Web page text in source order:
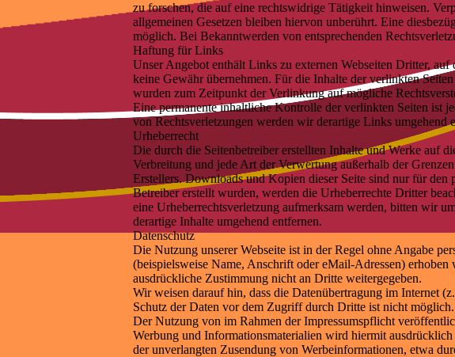
zu forschen, die auf eine rechtswidrige Tätigkeit hinweisen.
allgemeinen Gesetzen bleiben hiervon unberührt. Eine
möglich. Bei Bekanntwerden von entsprechenden
Haftung für Links
Unser Angebot enthält Links zu externen Webseiten Dritter,
keine Gewähr übernehmen. Für die Inhalte der verlinkten
wurden zum Zeitpunkt der Verlinkung auf mögliche
Eine permanente inhaltliche Kontrolle der verlinkten Seiten ist
von Rechtsverletzungen werden wir derartige Links umgehend
Urheberrecht
Die durch die Seitenbetreiber erstellten Inhalte und Werke auf
Verbreitung und jede Art der Verwertung außerhalb der
Erstellers. Downloads und Kopien dieser Seite sind nur für
Betreiber erstellt wurden, werden die Urheberrechte Dritter
eine Urheberrechtsverletzung aufmerksam werden, bitten wir
derartige Inhalte umgehend entfernen.
Datenschutz
Die Nutzung unserer Webseite ist in der Regel ohne Angabe
(beispielsweise Name, Anschrift oder eMail-Adressen)
ausdrückliche Zustimmung nicht an Dritte weitergegeben.
Wir weisen darauf hin, dass die Datenübertragung im Internet
Schutz der Daten vor dem Zugriff durch Dritte ist nicht möglich.
Der Nutzung von im Rahmen der Impressumspflicht
Werbung und Informationsmaterialien wird hiermit
der unverlangten Zusendung von Werbeinformationen, etwa